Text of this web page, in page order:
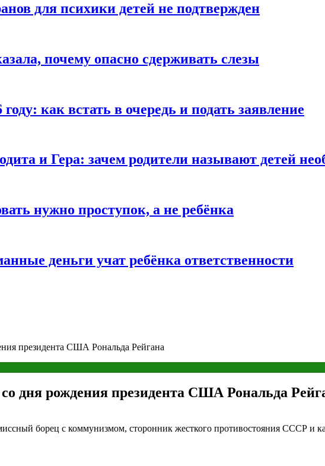
для психики детей не подтвержден
почему опасно сдерживать слезы
как встать в очередь и подать заявление
и Гера: зачем родители называют детей
нужно проступок, а не ребёнка
деньги учат ребёнка ответственности
президента США Рональда Рейгана
со дня рождения президента США Рональда
борец с коммунизмом, сторонник жесткого противостояния СССР и